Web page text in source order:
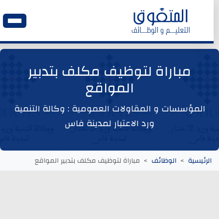
ابحث عن وظيفة
مباراة لتوظيف مكلف بتدبير
المواقع
المؤسسات و المقاولات العمومية : وكالة التنمية
ورد الاعتبار لمدينة فاس
الرئيسية الوظائف مباراة لتوظيف مكلف بتدبير المواقع